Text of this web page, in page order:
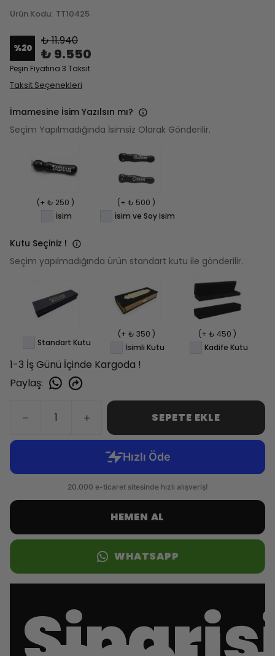
Ürün Kodu: TT10425
%20
₺ 11.940
₺ 9.550
Peşin Fiyatına 3 Taksit
Taksit Seçenekleri
İmamesine İsim Yazılsın mı?
Seçim Yapılmadığında İsimsiz Olarak Gönderilir.
(+ ₺ 250 )
İsim
(+ ₺ 500 )
İsim ve Soy isim
Kutu Seçiniz !
Seçim yapılmadığında ürün standart kutu ile gönderilir.
Standart Kutu
(+ ₺ 350 )
İsimli Kutu
(+ ₺ 450 )
Kadife Kutu
1-3 İş Günü İçinde Kargoda !
Paylaş:
SEPETE EKLE
HEMEN AL
WHATSAPP